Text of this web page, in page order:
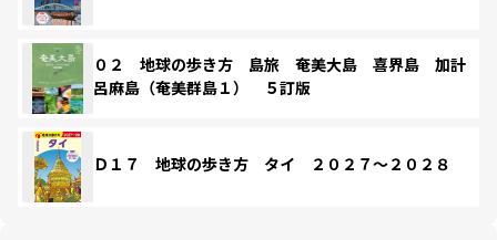
０２ 地球の歩き方 島旅 奄美大島 喜界島 加計
呂麻島（奄美群島１） ５訂版
Ｄ１７ 地球の歩き方 タイ ２０２７～２０２８